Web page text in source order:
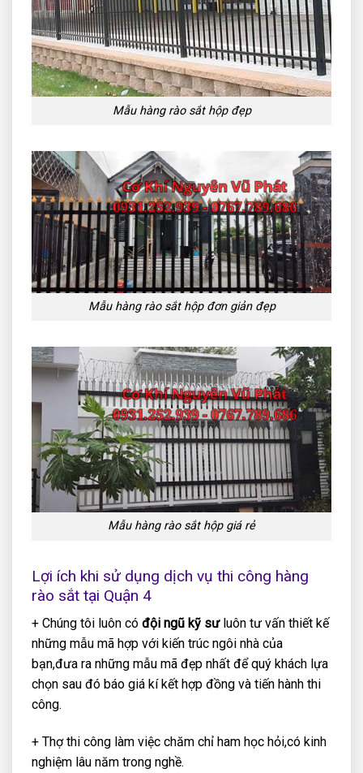
Mẫu hàng rào sắt hộp đẹp
Mẫu hàng rào sắt hộp đơn giản đẹp
Mẫu hàng rào sắt hộp giá rẻ
Lợi ích khi sử dụng dịch vụ thi công hàng
rào sắt tại Quận 4
+ Chúng tôi luôn có đội ngũ kỹ sưluôn tư vấn thiết kế
những mẫu mã hợp với kiến trúc ngôi nhà của
bạn,đưa ra những mẫu mã đẹp nhất để quý khách lựa
chọn sau đó báo giá kí kết hợp đồng và tiến hành thi
công.
+ Thợ thi công làm việc chăm chỉ ham học hỏi,có kinh
nghiệm lâu năm trong nghề.